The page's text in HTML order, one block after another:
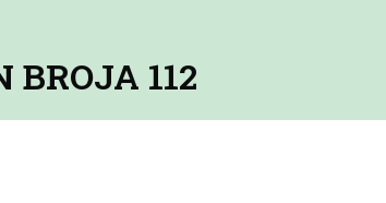
BROJA 112